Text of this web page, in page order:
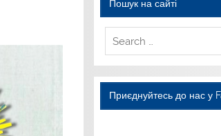
Пошук на сайті
Приєднуйтесь до нас у